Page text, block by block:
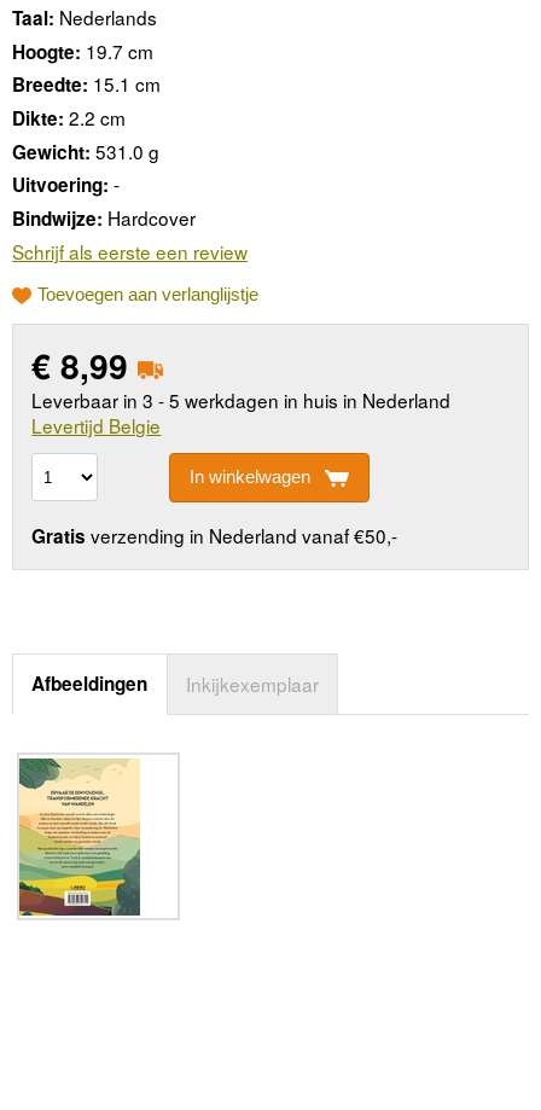
Taal: Nederlands
Hoogte: 19.7 cm
Breedte: 15.1 cm
Dikte: 2.2 cm
Gewicht: 531.0 g
Uitvoering: -
Bindwijze: Hardcover
Schrijf als eerste een review
Toevoegen aan verlanglijstje
€8,99
Leverbaar in 3 - 5 werkdagen in huis in Nederland
Levertijd Belgie
In winkelwagen
Gratis verzending in Nederland vanaf €50,-
Afbeeldingen Inkijkexemplaar